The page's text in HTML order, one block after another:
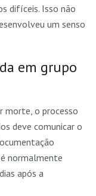
difíceis. Isso não
um senso
em grupo
morte, o processo
deve comunicar o
normalmente
após a